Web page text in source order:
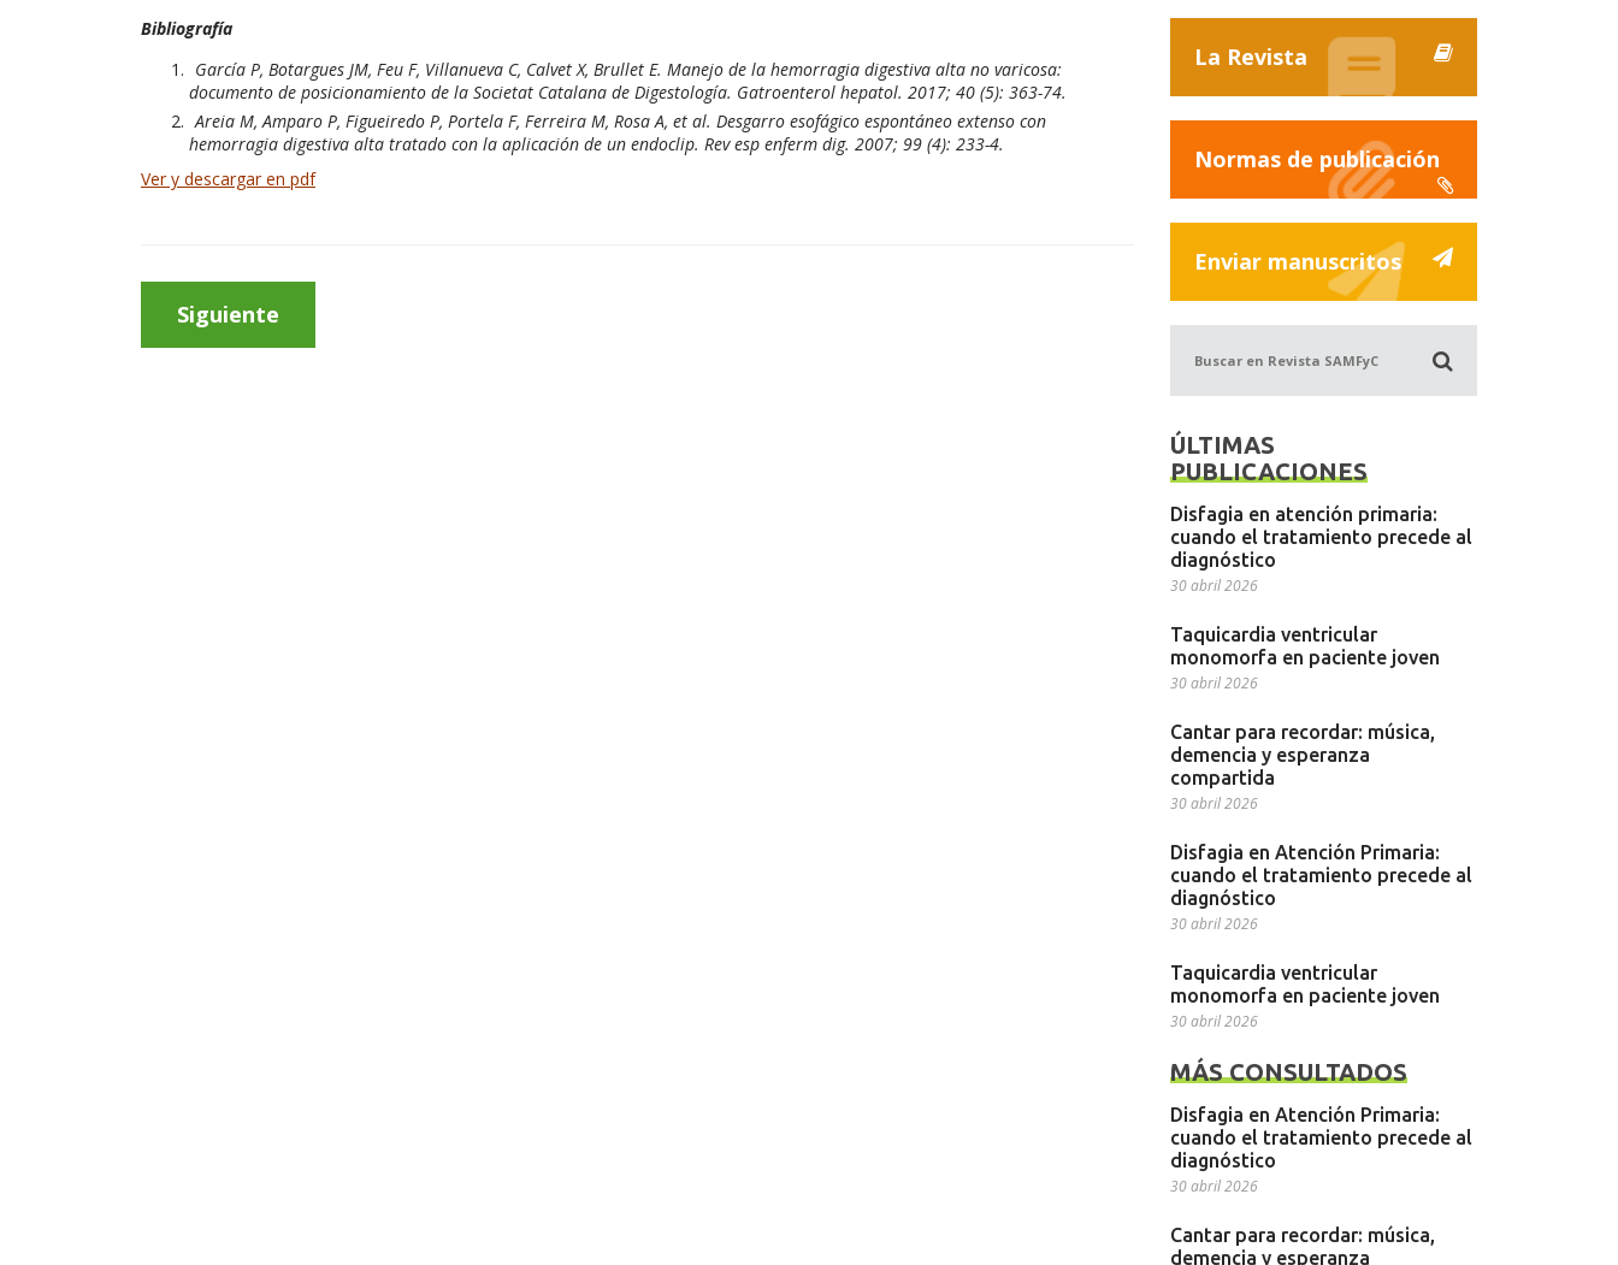
Bibliografía
García P, Botargues JM, Feu F, Villanueva C, Calvet X, Brullet E. Manejo de la hemorragia digestiva alta no varicosa:
documento de posicionamiento de la Societat Catalana de Digestología. Gatroenterol hepatol. 2017; 40 (5): 363-74.
Areia M, Amparo P, Figueiredo P, Portela F, Ferreira M, Rosa A, et al. Desgarro esofágico espontáneo extenso con
hemorragia digestiva alta tratado con la aplicación de un endoclip. Rev esp enferm dig. 2007; 99 (4): 233-4.
Ver y descargar en pdf
Siguiente
La Revista
Normas de publicación
Enviar manuscritos
Revista
ÚLTIMAS
PUBLICACIONES
Disfagia en atención primaria:
cuando el tratamiento precede al
diagnóstico
30 abril 2026
Taquicardia ventricular
monomorfa en paciente joven
30 abril 2026
Cantar para recordar: música,
demencia y esperanza
compartida
30 abril 2026
Disfagia en Atención Primaria:
cuando el tratamiento precede al
diagnóstico
30 abril 2026
Taquicardia ventricular
monomorfa en paciente joven
30 abril 2026
MÁS CONSULTADOS
Disfagia en Atención Primaria:
cuando el tratamiento precede al
diagnóstico
30 abril 2026
Cantar para recordar: música,
demencia y esperanza